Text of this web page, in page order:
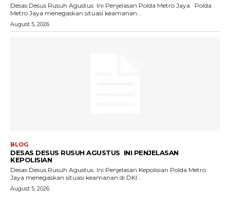
Desas Desus Rusuh Agustus Ini Penjelasan Polda Metro Jaya Polda
Metro Jaya menegaskan situasi keamanan...
August 5, 2026
BLOG
DESAS DESUS RUSUH AGUSTUS INI PENJELASAN
KEPOLISIAN
Desas Desus Rusuh Agustus Ini Penjelasan Kepolisian Polda Metro
Jaya menegaskan situasi keamanan di DKI...
August 5, 2026